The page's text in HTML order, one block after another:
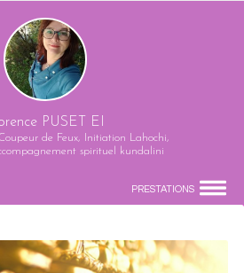
PUSET EI
de Feux, Initiation Lahochi,
spirituel kundalini
PRESTATIONS